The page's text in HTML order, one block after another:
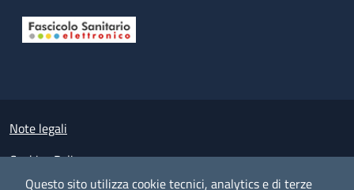
Questo sito utilizza cookie tecnici, analytics e di terze
Small prints
Note legali
Cookies Policy